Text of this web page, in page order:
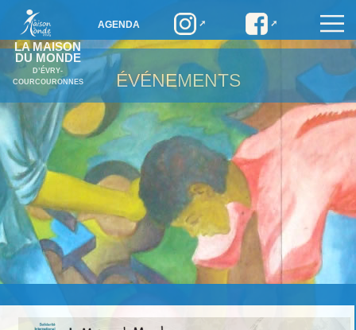
LA MAISON
DU MONDE
D’ÉVRY-
COURCOURONNES
AGENDA
ÉVÉNEMENTS